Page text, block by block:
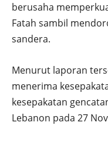
berusaha
Fatah sambil
sandera.
Menurut laporan
menerima
kesepakatan
Lebanon pada 27